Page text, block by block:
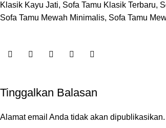
Klasik Kayu Jati, Sofa Tamu Klasik Terbaru,
Sofa Tamu Mewah Minimalis, Sofa Tamu
Tinggalkan Balasan
Alamat email Anda tidak akan dipublikasikan.